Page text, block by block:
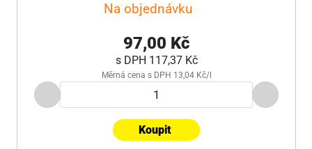
Na objednávku
97,00 Kč
s DPH 117,37 Kč
Měrná cena s DPH 13,04 Kč/l
Koupit